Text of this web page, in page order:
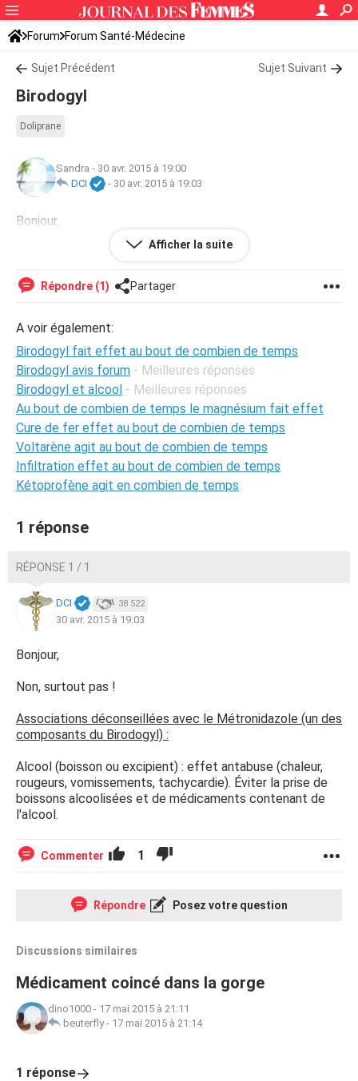
Forum Forum Santé-Médecine
Symptômes et maladies courantes
Sujet Précédent Sujet Suivant
Birodogyl
Doliprane
Sandra - 30 avr. 2015 à 19:00
DCI
- 30 avr. 2015 à 19:03
Bonjour,
birodogyl ce matin et ce soir je suis invité à
un pot de départ, puis-je consommer du champagne ?
Afficher la suite
Répondre (1) Partager
A voir également:
Birodogyl fait effet au bout de combien de temps
Birodogyl avis forum - Meilleures réponses
Birodogyl et alcool - Meilleures réponses
Au bout de combien de temps le magnésium fait effet
Cure de fer effet au bout de combien de temps
Voltarène agit au bout de combien de temps
Infiltration effet au bout de combien de temps
Kétoprofène agit en combien de temps
1 réponse
RÉPONSE 1 / 1
DCI 38 522
30 avr. 2015 à 19:03
Bonjour,
Non, surtout pas !
Associations déconseillées avec le Métronidazole (un des
composants du Birodogyl) :
Alcool (boisson ou excipient) : effet antabuse (chaleur,
rougeurs, vomissements, tachycardie). Éviter la prise de
boissons alcoolisées et de médicaments contenant de
l'alcool.
Commenter 1
Répondre Posez votre question
Discussions similaires
Médicament coincé dans la gorge
dino1000 - 17 mai 2015 à 21:11
beuterfly- 17 mai 2015 à 21:14
1 réponse